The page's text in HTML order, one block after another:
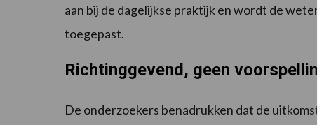
aan bij de dagelijkse praktijk en wordt de
toegepast.
Richtinggevend, geen voorspelling
De onderzoekers benadrukken dat de